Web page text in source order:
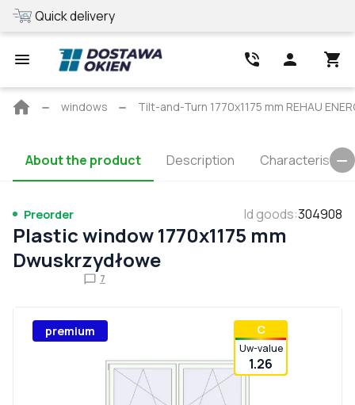
Quick delivery
Main
windows Tilt-and-Turn 1770x1175 mm REHAU
About the product Description Characteristics
Preorder Id goods:304908
Plastic window 1770x1175 mm
Dwuskrzydłowe
7
premium С
Uw-value
1.26